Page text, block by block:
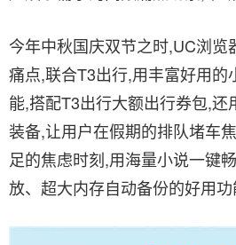
今年中秋国庆双节之时,UC浏览
痛点,联合T3出行,用丰富好用的
能,搭配T3出行大额出行券包,还
装备,让用户在假期的排队堵车
足的焦虑时刻,用海量小说一键
放、超大内存自动备份的好用功